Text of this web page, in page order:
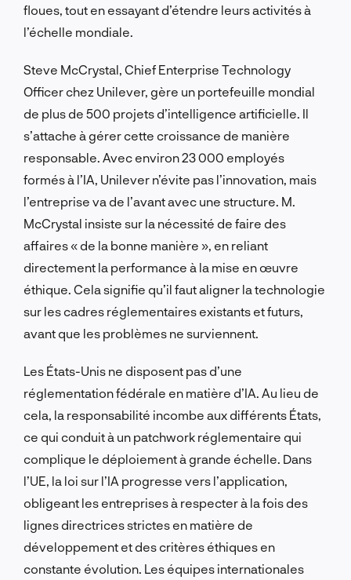
floues, tout en essayant d’étendre leurs activités à
l’échelle mondiale.
Steve McCrystal, Chief Enterprise Technology
Officer chez Unilever, gère un portefeuille mondial
de plus de 500 projets d’intelligence artificielle. Il
s’attache à gérer cette croissance de manière
responsable. Avec environ 23 000 employés
formés à l’IA, Unilever n’évite pas l’innovation, mais
l’entreprise va de l’avant avec une structure. M.
McCrystal insiste sur la nécessité de faire des
affaires « de la bonne manière », en reliant
directement la performance à la mise en œuvre
éthique. Cela signifie qu’il faut aligner la technologie
sur les cadres réglementaires existants et futurs,
avant que les problèmes ne surviennent.
Les États-Unis ne disposent pas d’une
réglementation fédérale en matière d’IA. Au lieu de
cela, la responsabilité incombe aux différents États,
ce qui conduit à un patchwork réglementaire qui
complique le déploiement à grande échelle. Dans
l’UE, la loi sur l’IA progresse vers l’application,
obligeant les entreprises à respecter à la fois des
lignes directrices strictes en matière de
développement et des critères éthiques en
constante évolution. Les équipes internationales